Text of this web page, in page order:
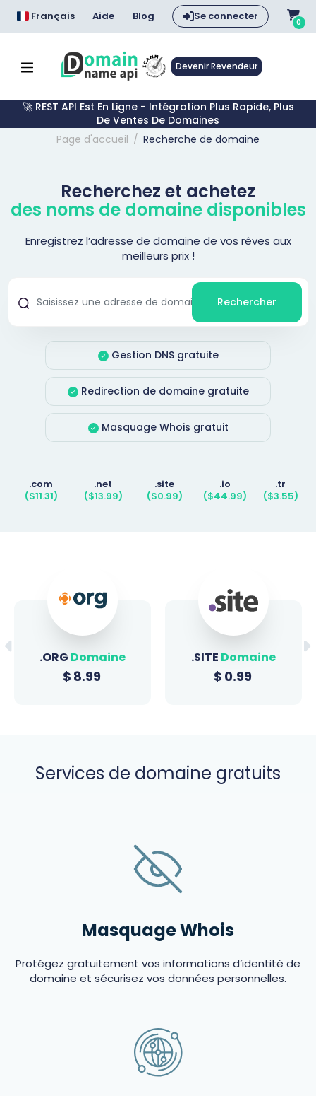
Français Aide Blog Se connecter 0
Devenir Revendeur
🚀 REST API Est En Ligne - Intégration Plus Rapide, Plus
De Ventes De Domaines
Page d'accueil
Recherche de domaine
Recherchez et achetez
des noms de domaine disponibles
Enregistrez l’adresse de domaine de vos rêves aux
meilleurs prix !
Rechercher
Gestion DNS gratuite
Redirection de domaine gratuite
Masquage Whois gratuit
.com
($11.31)
.net
($13.99)
.site
($0.99)
.io
($44.99)
.tr
($3.55)
.ORG Domaine
$ 8.99
.SITE Domaine
$ 0.99
Services de domaine gratuits
Masquage Whois
Protégez gratuitement vos informations d’identité de
domaine et sécurisez vos données personnelles.